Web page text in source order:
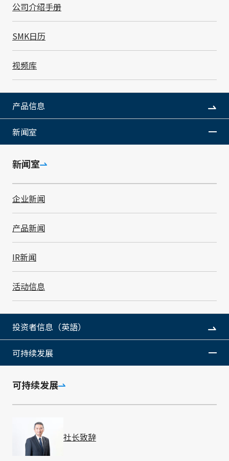
公司介绍手册
SMK日历
视频库
产品信息
新闻室
新闻室
企业新闻
产品新闻
IR新闻
活动信息
投资者信息（英語）
可持续发展
可持续发展
社长致辞
Yasumitsu Ikeda
主管
内部监杳
1993年10月
加入本公司
经营策划室长
2002年6月
2005年5月
经营策划室主
管
就任董事
2008年4月
销售总部部长
2008年6月
就任代表董事
副社长